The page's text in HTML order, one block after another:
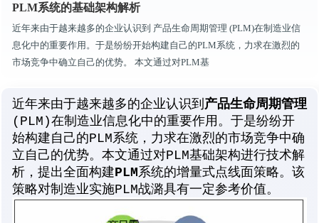
PLM系统的基础架构解析
近年来由于越来越多的企业认识到 产品生命周期管理 (PLM)在制造业信
息化中的重要作用。于是纷纷开始构建自己的PLM系统，力求在激烈的
市场竞争中确立自己的优势。 本文通过对PLM基
近年来由于越来越多的企业认识到 产品生命周期管理
(PLM)在制造业信息化中的重要作用。于是纷纷开
始构建自己的PLM系统，力求在激烈的市场竞争中确
立自己的优势。 本文通过对PLM基础架构进行技术解
析，提出全面构建PLM系统的增量式点线面策略。该
策略对制造业实施PLM战潞具有一定参考价值。